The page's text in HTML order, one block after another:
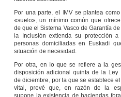
Infracciones
graves.
Artículo 102
Infracciones muy
graves.
Sanciones.
Artículo 104
Sanciones a
menores de edad.
Por una parte, el IMV se plantea
«suelo», un mínimo común que
de que el Sistema Vasco de Garantía
la Inclusión extienda su protección a
personas domiciliadas en Euskadi
situación de necesidad.
Por otra, en lo que se refiere a la
disposición adicional quinta de la Ley
de diciembre, por la que se establece
vital, prevé que, en razón de la
supone la existencia de haciendas